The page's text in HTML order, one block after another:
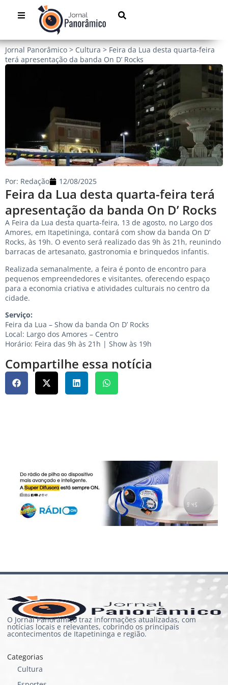
Jornal Panorâmico > Cultura > Feira da Lua desta quarta-feira
terá apresentação da banda On D’ Rocks
Feira da Lua desta quarta-feira terá
apresentação da banda On D’ Rocks
Por: Redação 12/08/2025
A Feira da Lua desta quarta-feira, 13 de agosto, no Largo dos
Amores, em Itapetininga, contará com show da banda On D’
Rocks, às 19h. O evento será realizado das 9h às 21h, reunindo
barracas de artesanato, gastronomia e brinquedos infantis.
Realizada semanalmente, a feira é ponto de encontro para
pequenos empreendedores e visitantes, oferecendo espaço
para a economia criativa e atividades culturais no centro da
cidade.
Serviço:
Feira da Lua – Show da banda On D’ Rocks
Local: Largo dos Amores – Centro
Horário: Feira das 9h às 21h | Show às 19h
Compartilhe essa notícia
O Jornal Panorâmico traz informações atualizadas, com
notícias locais e relevantes, cobrindo os principais
acontecimentos de Itapetininga e região.
Categorias
Cultura